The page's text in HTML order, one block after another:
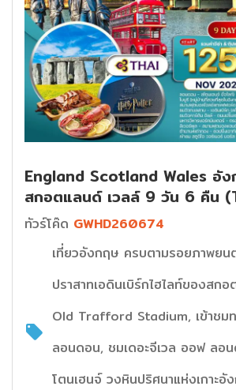
England Scotland Wales อั
สกอตแลนด์ เวลล์ 9 วัน 6 คืน
ทัวร์โค๊ด GWHD260674
เที่ยวอังกฤษ ครบตามรอยภาพยน
ปราสาทเอดินเบิร์กไฮไลท์ของสก
Old Trafford Stadium, เข้าชม
ลอนดอน, ชมเดอะจีเวล ออฟ ลอ
โตนเฮนจ์ วงหินปริศนาแห่งเกาะอั